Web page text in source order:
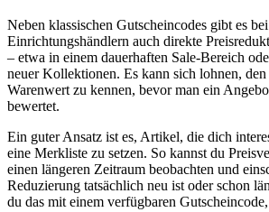
Neben klassischen Gutscheincodes gibt es
Einrichtungshändlern auch direkte
– etwa in einem dauerhaften Sale-Bereich
neuer Kollektionen. Es kann sich lohnen,
Warenwert zu kennen, bevor man ein
bewertet.
Ein guter Ansatz ist es, Artikel, die dich
eine Merkliste zu setzen. So kannst du
einen längeren Zeitraum beobachten und
Reduzierung tatsächlich neu ist oder schon
du das mit einem verfügbaren